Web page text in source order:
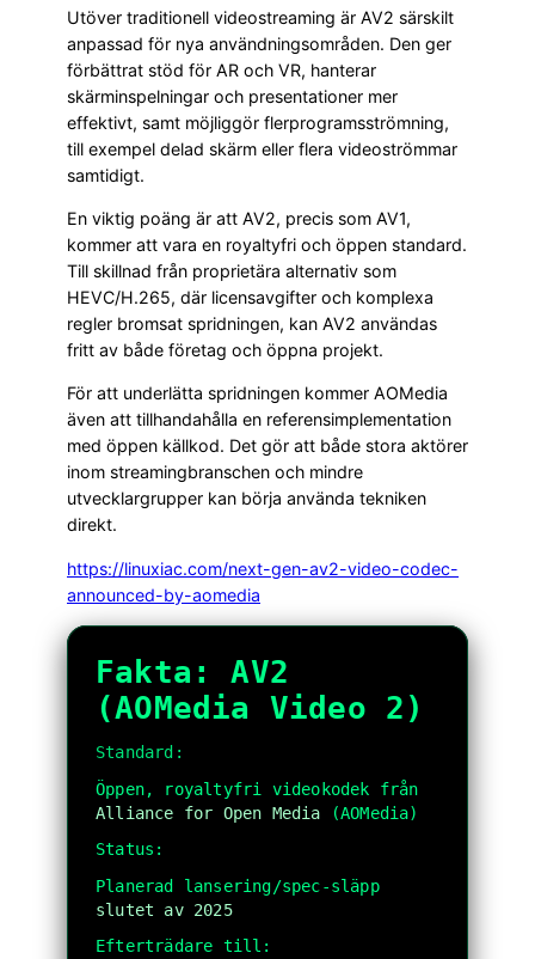
Utöver traditionell videostreaming är AV2 särskilt
anpassad för nya användningsområden. Den ger
förbättrat stöd för AR och VR, hanterar
skärminspelningar och presentationer mer
effektivt, samt möjliggör flerprogramsströmning,
till exempel delad skärm eller flera videoströmmar
samtidigt.
En viktig poäng är att AV2, precis som AV1,
kommer att vara en royaltyfri och öppen standard.
Till skillnad från proprietära alternativ som
HEVC/H.265, där licensavgifter och komplexa
regler bromsat spridningen, kan AV2 användas
fritt av både företag och öppna projekt.
För att underlätta spridningen kommer AOMedia
även att tillhandahålla en referensimplementation
med öppen källkod. Det gör att både stora aktörer
inom streamingbranschen och mindre
utvecklargrupper kan börja använda tekniken
direkt.
https://linuxiac.com/next-gen-av2-video-codec-
announced-by-aomedia
Fakta: AV2
(AOMedia Video 2)
Standard:
Öppen, royaltyfri videokodek från
Alliance for Open Media (AOMedia)
Status:
Planerad lansering/spec-släpp
slutet av 2025
Efterträdare till: